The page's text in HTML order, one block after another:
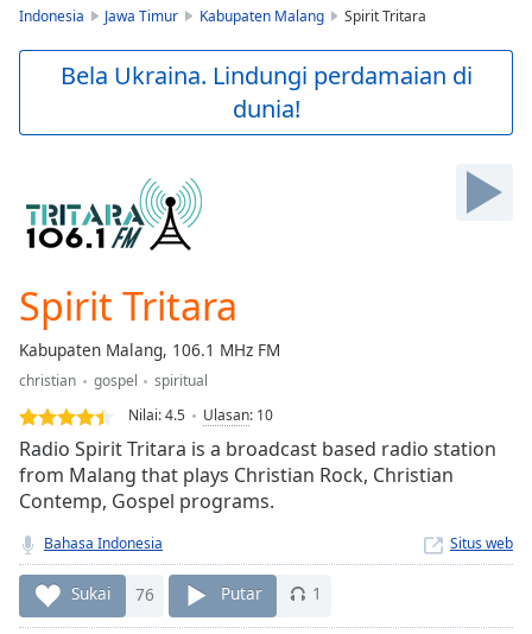
Skip
Forward
Mute
Current
Duration
Loaded:
0.00%
Stream
Type LIVE
Seek to
live,
currently
live
LIVE
Remaining
Time-
Indonesia Jawa Timur Kabupaten Malang Spirit Tritara
Bela Ukraina. Lindungi perdamaian di
dunia!
Spirit Tritara
Kabupaten Malang, 106.1 MHz FM
christian gospel
spiritual
Nilai:4.5 Ulasan: 10
Radio Spirit Tritara is a broadcast based radio station
from Malang that plays Christian Rock, Christian
Contemp, Gospel programs.
Bahasa Indonesia Situs web
Sukai 76 Putar 1